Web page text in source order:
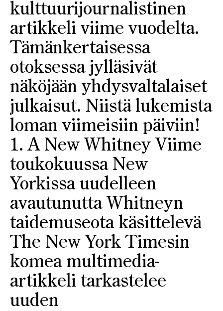
kulttuurijournalistinen
artikkeli viime vuodelta.
Tämänkertaisessa
otoksessa jylläsivät
näköjään yhdysvaltalaiset
julkaisut. Niistä lukemista
loman viimeisiin päiviin!
1. A New Whitney Viime
toukokuussa New
Yorkissa uudelleen
avautunutta Whitneyn
taidemuseota käsittelevä
The New York Timesin
komea multimedia-
artikkeli tarkastelee
uuden